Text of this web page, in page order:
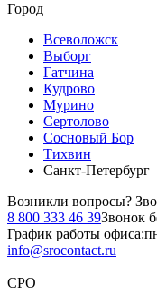
Город
Всеволожск
Выборг
Гатчина
Кудрово
Мурино
Сертолово
Сосновый Бор
Тихвин
Санкт-Петербург
Возникли вопросы?
8 800 333 46 39Звонок
График работы офиса:
info@srocontact.ru
СРО